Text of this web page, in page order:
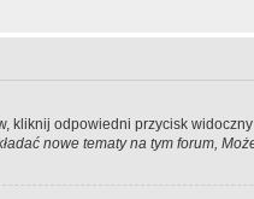
kliknij odpowiedni przycisk
nowe tematy na tym forum,